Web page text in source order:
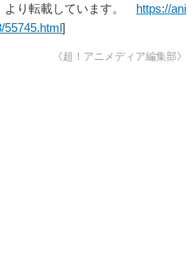
より転載しています。 https://ani
55745.html]
《超！アニメディア編集部》